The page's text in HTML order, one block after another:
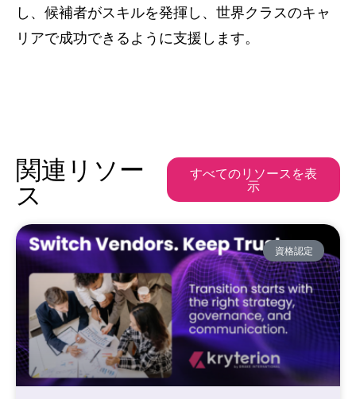
し、候補者がスキルを発揮し、世界クラスのキャ
リアで成功できるように支援します。
関連リソー
ス
すべてのリソースを表
示
資格認定